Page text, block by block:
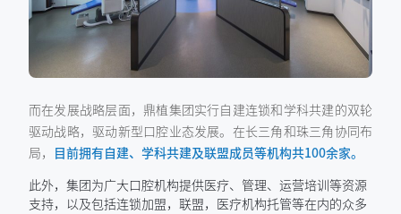
而在发展战略层面，鼎植集团实行自建连锁和学科共建的双轮
驱动战略，驱动新型口腔业态发展。在长三角和珠三角协同布
局，
目前拥有自建、学科共建及联盟成员等机构共100余家。
此外，集团为广大口腔机构提供医疗、管理、运营培训等资源
支持，以及包括连锁加盟，联盟，医疗机构托管等在内的众多